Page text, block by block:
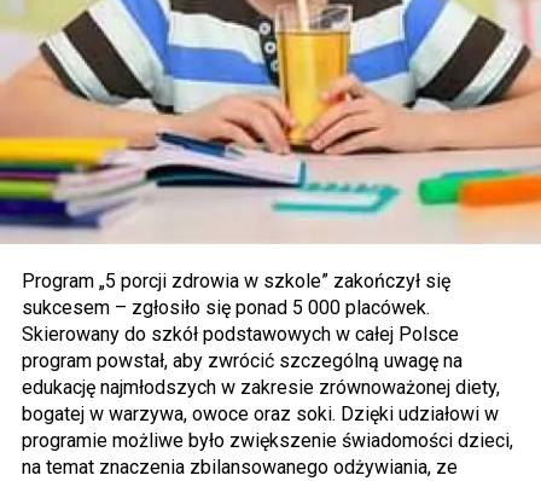
Program „5 porcji zdrowia w szkole” zakończył się
sukcesem – zgłosiło się ponad 5 000 placówek.
Skierowany do szkół podstawowych w całej Polsce
program powstał, aby zwrócić szczególną uwagę na
edukację najmłodszych w zakresie zrównoważonej diety,
bogatej w warzywa, owoce oraz soki. Dzięki udziałowi w
programie możliwe było zwiększenie świadomości dzieci,
na temat znaczenia zbilansowanego odżywiania, ze